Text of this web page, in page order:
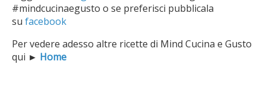
#mindcucinaegusto o se preferisci pubblicala
su facebook
Per vedere adesso altre ricette di Mind Cucina e Gusto
qui ► Home